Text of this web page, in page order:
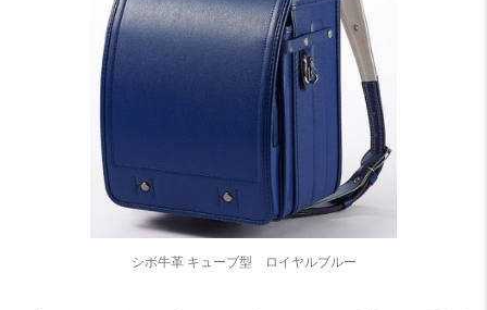
シボ牛革 キューブ型 ロイヤルブルー